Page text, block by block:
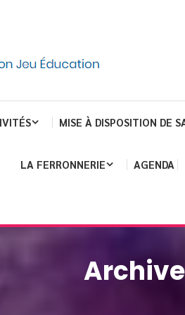
MISE À DISPOSITION DE
LA FERRONNERIE AGENDA